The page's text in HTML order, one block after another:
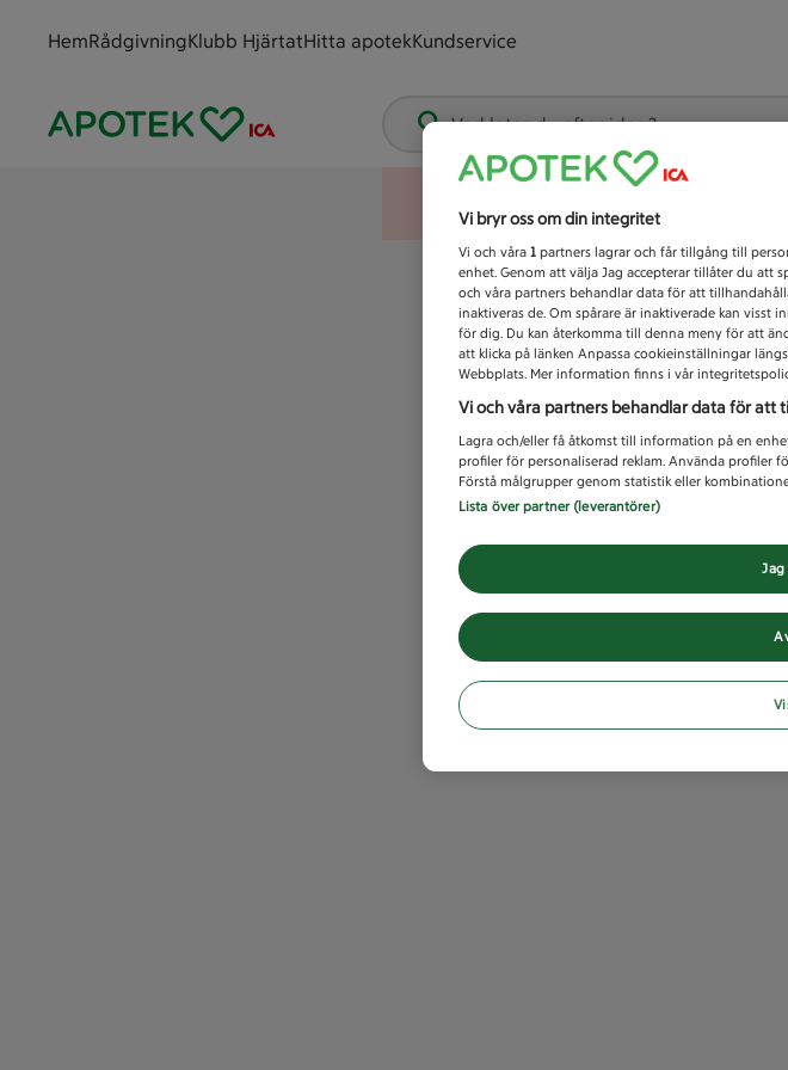
HemRådgivningKlubb HjärtatHitta apotekKundservice
Vad letar du efter idag?
Vi bryr oss om din integritet
Vi och våra 1 partners lagrar och får tillgång till
enhet. Genom att välja Jag accepterar tillåter du att
och våra partners behandlar data för att
inaktiveras de. Om spårare är inaktiverade kan visst
för dig. Du kan återkomma till denna meny för att
att klicka på länken Anpassa cookieinställningar
Webbplats. Mer information finns i vår
Vi och våra partners behandlar data för att
Lagra och/eller få åtkomst till information på en
profiler för personaliserad reklam. Använda profiler
Förstå målgrupper genom statistik eller
Lista över partner (leverantörer)